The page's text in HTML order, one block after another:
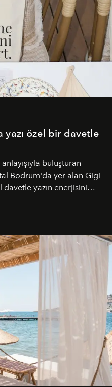
yazı özel bir davetle
buluşturan
Bodrum'da yer alan Gigi
yazın enerjisini